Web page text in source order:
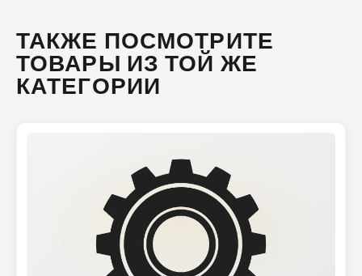
ТАКЖЕ ПОСМОТРИТЕ
ТОВАРЫ ИЗ ТОЙ ЖЕ
КАТЕГОРИИ